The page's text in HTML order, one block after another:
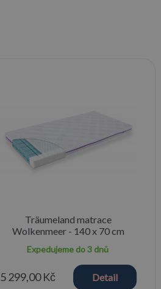
Träumeland matrace
Wolkenmeer - 140 x 70 cm
Expedujeme do 3 dnů
5 299,00 Kč Detail